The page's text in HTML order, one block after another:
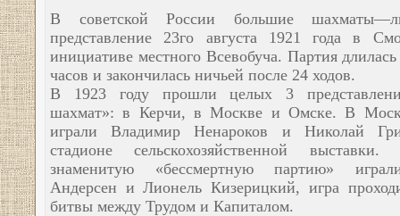
В советской России большие
представление 23го августа 1921 года в
инициативе местного Всевобуча. Партия
часов и закончилась ничьей после 24 ходов.
В 1923 году прошли целых 3
шахмат»: в Керчи, в Москве и Омске. В
играли Владимир Ненароков и Николай
стадионе сельскохозяйственной
знаменитую «бессмертную партию»
Андерсен и Лионель Кизерицкий, игра
битвы между Трудом и Капиталом.